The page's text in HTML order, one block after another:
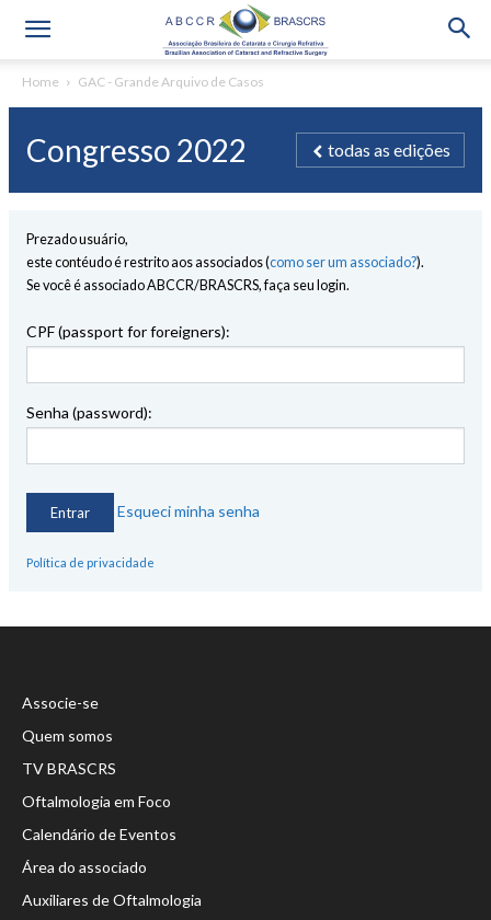
Home GAC - Grande Arquivo de Casos
Congresso 2022 todas as edições
Prezado usuário,
este contéudo é restrito aos associados (como ser um associado?).
Se você é associado ABCCR/BRASCRS, faça seu login.
CPF (passport for foreigners):
Senha (password):
Esqueci minha senha
Política de privacidade
Associe-se
Quem somos
TV BRASCRS
Oftalmologia em Foco
Calendário de Eventos
Área do associado
Auxiliares de Oftalmologia